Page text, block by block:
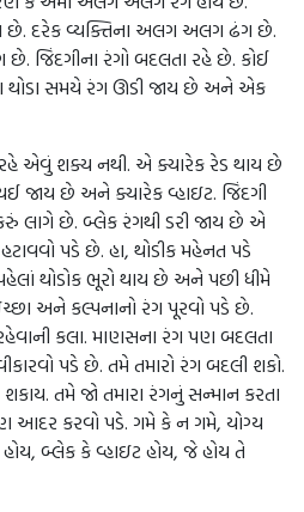
દરેક વ્યક્તિના અલગ અલગ ઢંગ છે.
જિંદગીના રંગો બદલતા રહે છે. કોઈ
થોડા સમયે રંગ ઊડી જાય છે અને એક
એવું શક્ય નથી. એ ક્યારેક રેડ થાય છે
જાય છે અને ક્યારેક વ્હાઇટ. જિંદગી
લાગે છે. બ્લેક રંગથી ડરી જાય છે એ
પડે છે. હા, થોડીક મહેનત પડે
થોડોક ભૂરો થાય છે અને પછી ધીમે
અને કલ્પનાનો રંગ પૂરવો પડે છે.
કલા. માણસના રંગ પણ બદલતા
પડે છે. તમે તમારો રંગ બદલી શકો.
તમે જો તમારા રંગનું સન્માન કરતા
આદર કરવો પડે. ગમે કે ન ગમે, યોગ્ય
બ્લેક કે વ્હાઇટ હોય, જે હોય તે